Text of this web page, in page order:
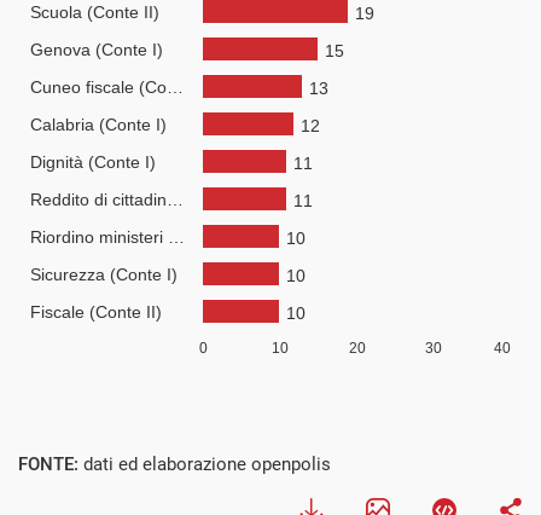
FONTE: dati ed elaborazione openpolis